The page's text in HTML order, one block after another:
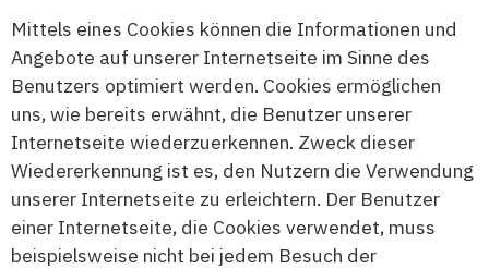
Mittels eines Cookies können die Informationen und
Angebote auf unserer Internetseite im Sinne des
Benutzers optimiert werden. Cookies ermöglichen
uns, wie bereits erwähnt, die Benutzer unserer
Internetseite wiederzuerkennen. Zweck dieser
Wiedererkennung ist es, den Nutzern die Verwendung
unserer Internetseite zu erleichtern. Der Benutzer
einer Internetseite, die Cookies verwendet, muss
beispielsweise nicht bei jedem Besuch der